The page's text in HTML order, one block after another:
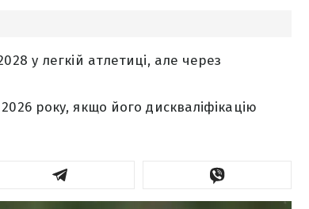
у легкій атлетиці, але через
року, якщо його дискваліфікацію